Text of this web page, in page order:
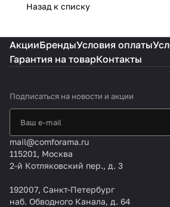
Назад к списку
АкцииБрендыУсловия оплаты
Гарантия на товарКонтакты
Подписаться на новости и акции
mail@comforama.ru
115201, Москва
2-й Котляковский пер., д. 3
192007, Санкт-Петербург
наб. Обводного Канала, д. 64